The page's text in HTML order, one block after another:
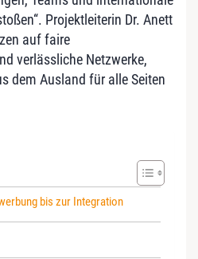
Projektleiterin Dr. Anett
auf faire
verl ässliche Netzwerke,
dem Ausland für alle Seiten
bis zur Integration